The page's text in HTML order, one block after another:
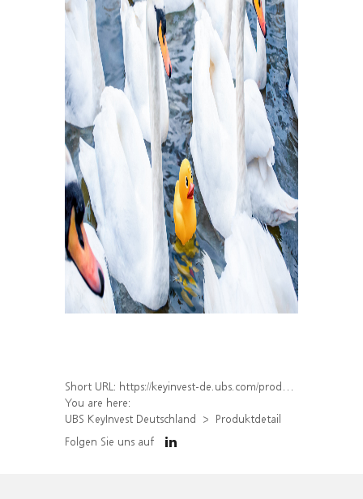
Short URL: https://keyinvest-de.ubs.com/produkt/detail/index/isin/DE000WA7BHY9
You are here:
UBS KeyInvest Deutschland
Produktdetail
Folgen Sie uns auf